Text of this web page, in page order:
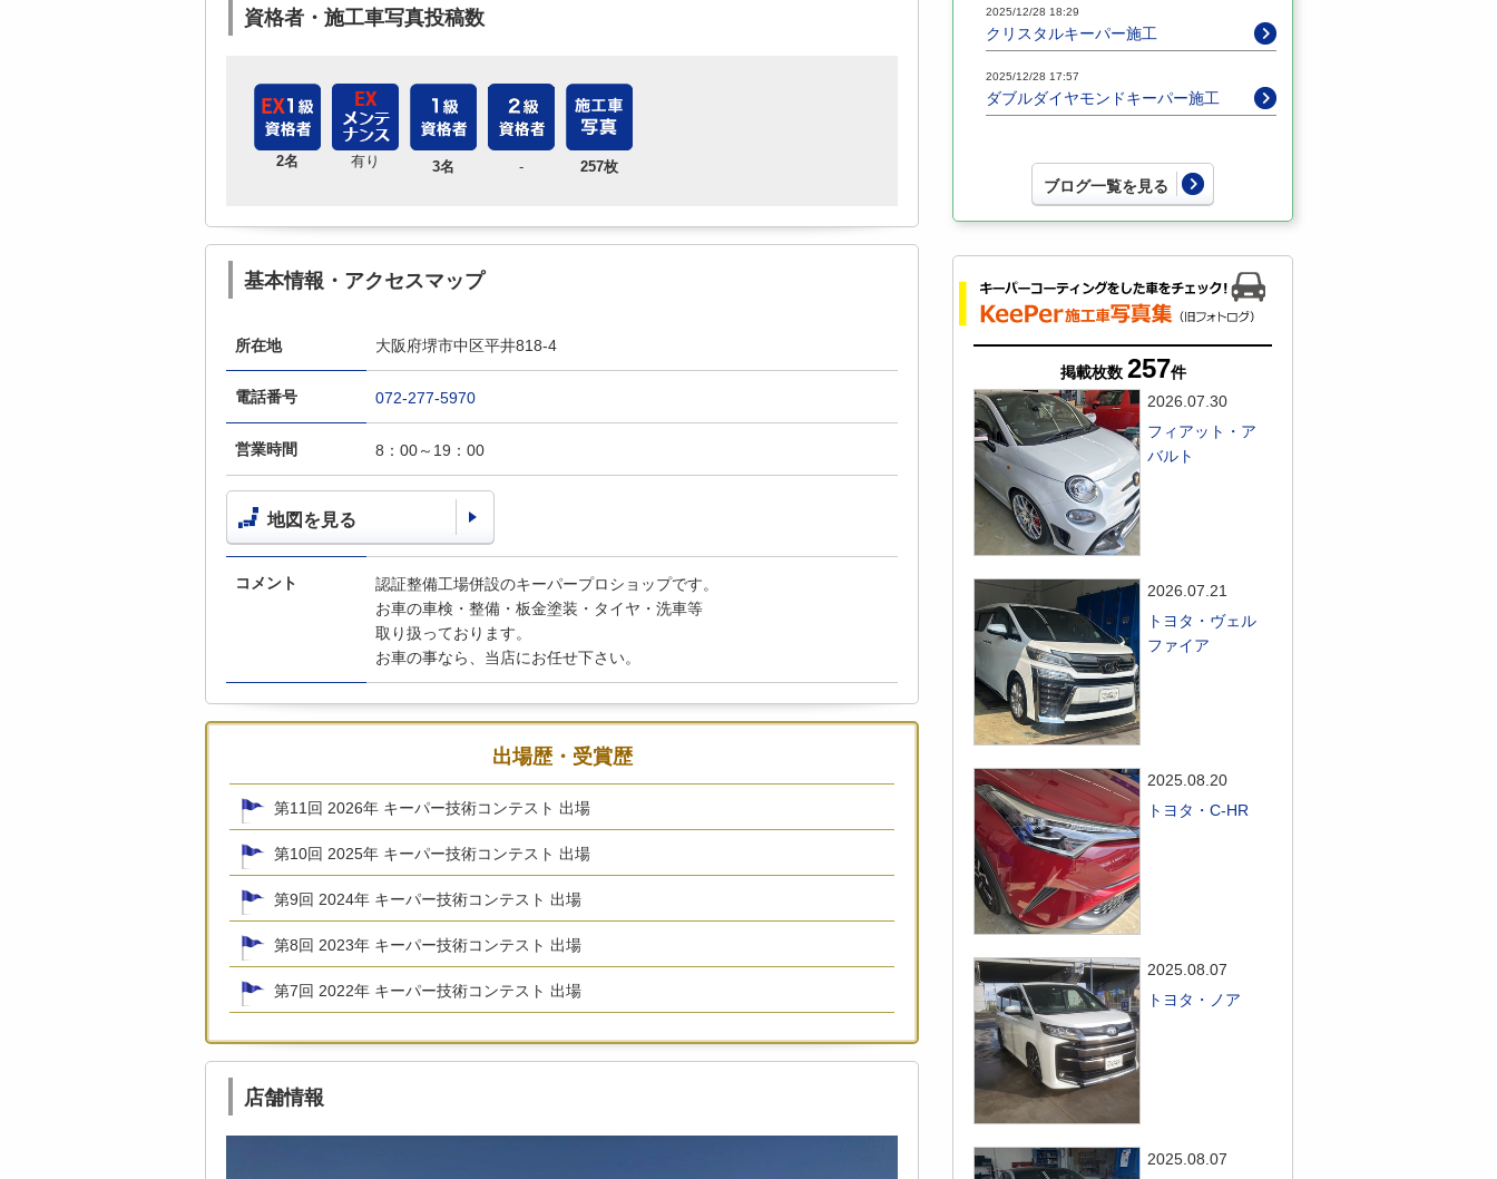
資格者・施工車写真投稿数
2名 有り 3名 - 257枚
基本情報・アクセスマップ
所在地 大阪府堺市中区平井818-4
電話番号 072-277-5970
営業時間 8：00～19：00
地図を見る
コメント
認証整備工場併設のキーパープロショップです。
お車の車検・整備・板金塗装・タイヤ・洗車等
取り扱っております。
お車の事なら、当店にお任せ下さい。
出場歴・受賞歴
第11回 2026年 キーパー技術コンテスト 出場
第10回 2025年 キーパー技術コンテスト 出場
第9回 2024年 キーパー技術コンテスト 出場
第8回 2023年 キーパー技術コンテスト 出場
第7回 2022年 キーパー技術コンテスト 出場
店舗情報
2025/12/28 18:29
クリスタルキーパー施工
2025/12/28 17:57
ダブルダイヤモンドキーパー施工
ブログ一覧を見る
掲載枚数 257件
2026.07.30
フィアット・ア
バルト
2026.07.21
トヨタ・ヴェル
ファイア
2025.08.20
トヨタ・C-HR
2025.08.07
トヨタ・ノア
2025.08.07